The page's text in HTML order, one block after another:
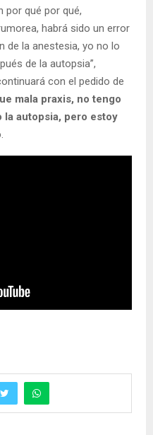
por qué por qué,
habrá sido un error
de la anestesia, yo no lo
de la autopsia”,
con el pedido de
mala praxis, no tengo
autopsia, pero estoy